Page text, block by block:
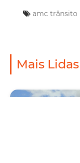
amc trânsito
Mais Lidas